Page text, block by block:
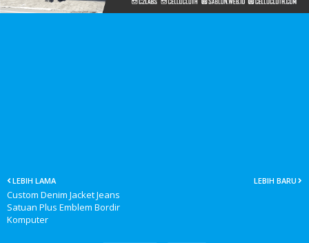
LEBIH BARU
LEBIH LAMA
Custom Denim Jacket Jeans
Satuan Plus Emblem Bordir
Komputer